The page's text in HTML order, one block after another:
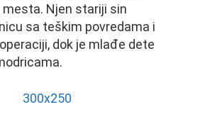
Njen stariji sin
sa teškim povredama i
dok je mlađe dete